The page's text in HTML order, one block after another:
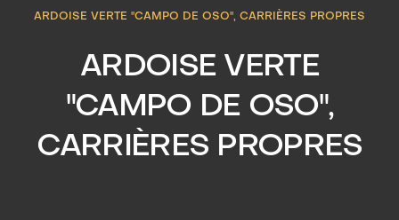
ARDOISE VERTE "CAMPO DE OSO", CARRIÈRES PROPRES
ARDOISE VERTE
"CAMPO DE OSO",
CARRIÈRES PROPRES